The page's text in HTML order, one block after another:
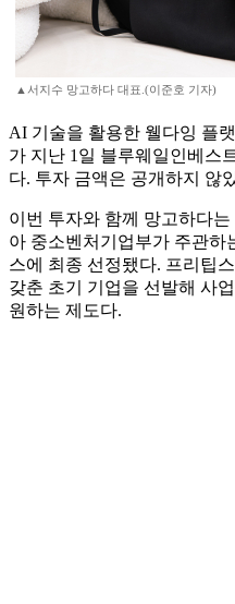
▲서지수 망고하다 대표.(이준호 기자)
AI 기술을 활용한 웰다잉 플
가 지난 1일 블루웨일인베스
다. 투자 금액은 공개하지 않
이번 투자와 함께 망고하다
아 중소벤처기업부가 주관하
스에 최종 선정됐다. 프리팁
갖춘 초기 기업을 선발해 사
원하는 제도다.